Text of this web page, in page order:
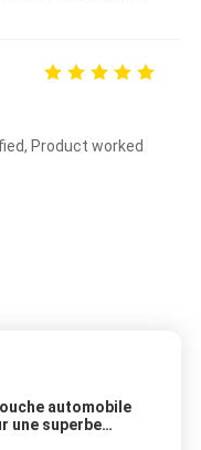
Product worked
automobile
une superbe